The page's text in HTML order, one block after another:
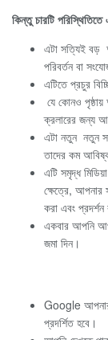
কিন্তু চারটি
এটা সত্যিই বড়
পরিবর্তন বা
এটিতে প্রচুর
যে কোনও
ক্রলারের জন্য
এটা নতুন নতুন
তাদের কম
এটি সমৃদ্ধ
ক্ষেত্রে,
করা এবং
একবার আপনি
জমা দিন।
Google আপনার
প্রদর্শিত হবে।